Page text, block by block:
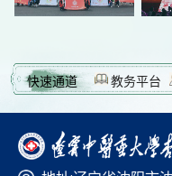
快速通道 教务平台